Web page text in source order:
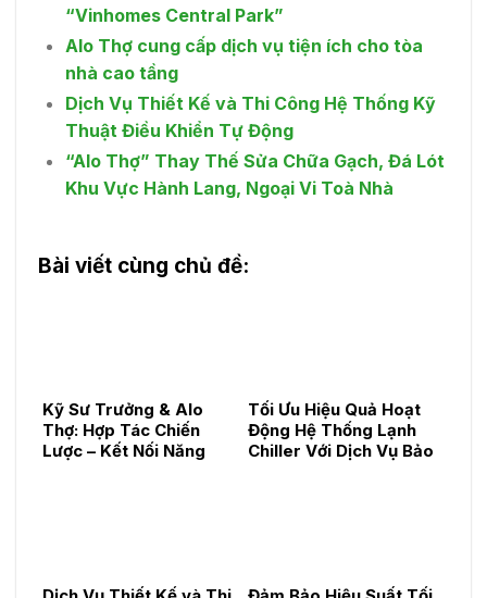
“Vinhomes Central Park”
Alo Thợ cung cấp dịch vụ tiện ích cho tòa
nhà cao tầng
Dịch Vụ Thiết Kế và Thi Công Hệ Thống Kỹ
Thuật Điều Khiển Tự Động
“Alo Thợ” Thay Thế Sửa Chữa Gạch, Đá Lót
Khu Vực Hành Lang, Ngoại Vi Toà Nhà
Bài viết cùng chủ đề:
Kỹ Sư Trưởng & Alo
Thợ: Hợp Tác Chiến
Lược – Kết Nối Năng
Tối Ưu Hiệu Quả Hoạt
Động Hệ Thống Lạnh
Chiller Với Dịch Vụ Bảo